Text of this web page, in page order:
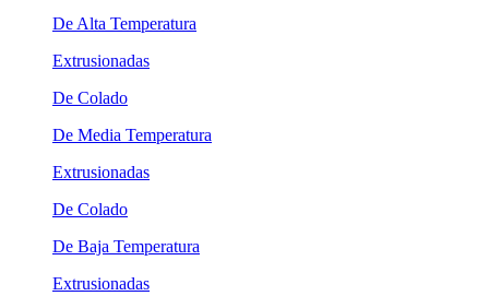
De Alta Temperatura
Extrusionadas
De Colado
De Media Temperatura
Extrusionadas
De Colado
De Baja Temperatura
Extrusionadas